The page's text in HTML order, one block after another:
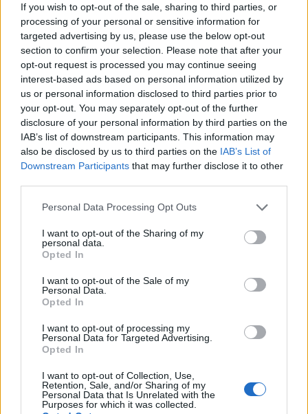
If you wish to opt-out of the sale, sharing to third parties, or
processing of your personal or sensitive information for
targeted advertising by us, please use the below opt-out
section to confirm your selection. Please note that after your
opt-out request is processed you may continue seeing
interest-based ads based on personal information utilized by
us or personal information disclosed to third parties prior to
your opt-out. You may separately opt-out of the further
disclosure of your personal information by third parties on the
IAB’s list of downstream participants. This information may
also be disclosed by us to third parties on the IAB’s List of
Downstream Participants that may further disclose it to other
Please note that this website/app uses one or more Google
not limited to your visit or usage behaviour. You may click to
grant or deny consent to Google and its third-party tags to
use your data for below specified purposes in below Google
consent section.
Personal Data Processing Opt Outs
I want to opt-out of the Sharing of my
personal data.
Opted In
I want to opt-out of the Sale of my
Personal Data.
Opted In
I want to opt-out of processing my
Personal Data for Targeted Advertising.
Opted In
I want to opt-out of Collection, Use,
Retention, Sale, and/or Sharing of my
Personal Data that Is Unrelated with the
Purposes for which it was collected.
ritorno), mentre per il Milan, nonostante la
qualificazione in Champions League, fu una
stagione da zero titoli dopo diversi anni.
9 Febbraio 2020, Inter-Milan 4-2
A San Siro si sfidarono l’Inter di Antonio Conte,
in lotta per lo scudetto, e il Milan di Pioli alla
caccia di punti per rientrare in zona Europa
League.Nonostante il netto divario in classifica,
furono i rossoneri a dominare il primo tempo